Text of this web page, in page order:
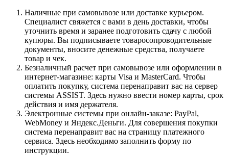
Наличные при самовывозе или доставке курьером.
Специалист свяжется с вами в день доставки, чтобы
уточнить время и заранее подготовить сдачу с любой
купюры. Вы подписываете товаросопроводительные
документы, вносите денежные средства, получаете
товар и чек.
Безналичный расчет при самовывозе или оформлении в
интернет-магазине: карты Visa и MasterCard. Чтобы
оплатить покупку, система перенаправит вас на сервер
системы ASSIST. Здесь нужно ввести номер карты, срок
действия и имя держателя.
Электронные системы при онлайн-заказе: PayPal,
WebMoney и Яндекс.Деньги. Для совершения покупки
система перенаправит вас на страницу платежного
сервиса. Здесь необходимо заполнить форму по
инструкции.